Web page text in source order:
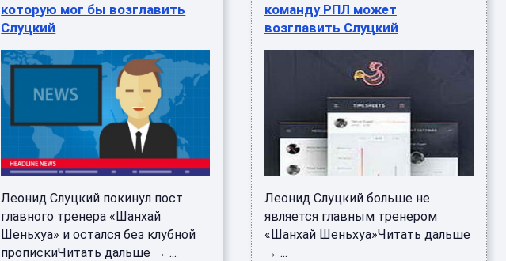
которую мог бы возглавить
Слуцкий
Леонид Слуцкий покинул пост
главного тренера «Шанхай
Шеньхуа» и остался без клубной
пропискиЧитать дальше → ...
команду РПЛ может
возглавить Слуцкий
Леонид Слуцкий больше не
является главным тренером
«Шанхай Шеньхуа»Читать дальше
→ ...